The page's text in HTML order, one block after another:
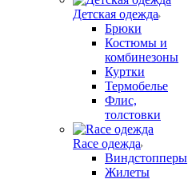
Детская одежда
Брюки
Костюмы и
комбинезоны
Куртки
Термобелье
Флис,
толстовки
Race одежда
Виндстопперы
Жилеты